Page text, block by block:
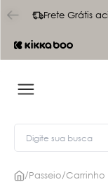
Frete Grátis
/Passeio/Carrinho